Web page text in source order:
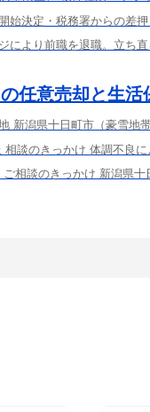
決定・税務署からの差
により前職を退職。立ち
任意売却と生
新潟県十日町市（豪雪地
談のきっかけ 体調不良
相談のきっかけ 新潟県十